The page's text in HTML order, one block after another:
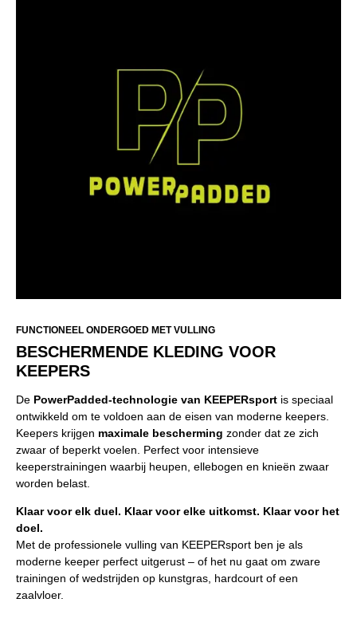
FUNCTIONEEL ONDERGOED MET VULLING
BESCHERMENDE KLEDING VOOR
KEEPERS
De PowerPadded-technologie van KEEPERsport is speciaal
ontwikkeld om te voldoen aan de eisen van moderne keepers.
Keepers krijgen maximale bescherming zonder dat ze zich
zwaar of beperkt voelen. Perfect voor intensieve
keeperstrainingen waarbij heupen, ellebogen en knieën zwaar
worden belast.
Klaar voor elk duel. Klaar voor elke uitkomst. Klaar voor het
doel.
Met de professionele vulling van KEEPERsport ben je als
moderne keeper perfect uitgerust – of het nu gaat om zware
trainingen of wedstrijden op kunstgras, hardcourt of een
zaalvloer.